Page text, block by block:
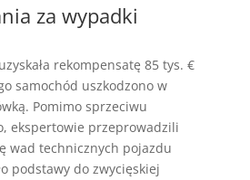
za wypadki
rekompensatę 85 tys. €
samochód uszkodzono w
Pomimo sprzeciwu
ekspertowie przeprowadzili
wad technicznych pojazdu
podstawy do zwycięskiej